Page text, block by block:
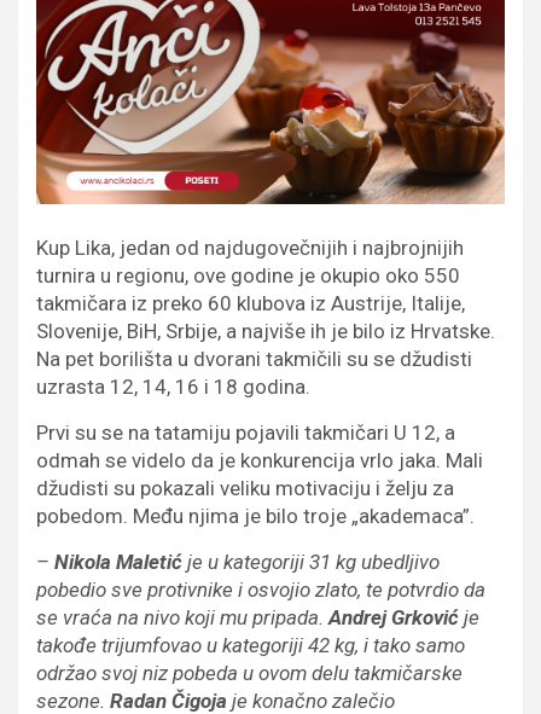
Kup Lika, jedan od najdugovečnijih i najbrojnijih
turnira u regionu, ove godine je okupio oko 550
takmičara iz preko 60 klubova iz Austrije, Italije,
Slovenije, BiH, Srbije, a najviše ih je bilo iz Hrvatske.
Na pet borilišta u dvorani takmičili su se džudisti
uzrasta 12, 14, 16 i 18 godina.
Prvi su se na tatamiju pojavili takmičari U 12, a
odmah se videlo da je konkurencija vrlo jaka. Mali
džudisti su pokazali veliku motivaciju i želju za
pobedom. Među njima je bilo troje „akademaca”.
– Nikola Maletić je u kategoriji 31 kg ubedljivo
pobedio sve protivnike i osvojio zlato, te potvrdio da
se vraća na nivo koji mu pripada. Andrej Grković je
takođe trijumfovao u kategoriji 42 kg, i tako samo
održao svoj niz pobeda u ovom delu takmičarske
sezone. Radan Čigoja je konačno zalečio